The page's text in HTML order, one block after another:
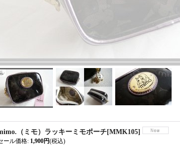
（ミモ）ラッキーミモポーチ[MMK105]
ール価格: 1,900円(税込)